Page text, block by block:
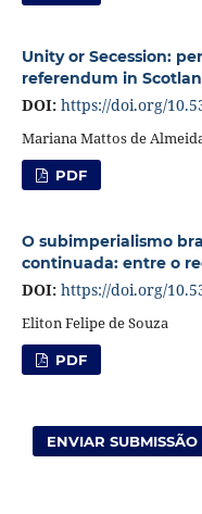
Unity or Secession:
referendum in
DOI: https://doi.org/
Mariana Mattos de
PDF
O subimperialismo
continuada: entre o
DOI: https://doi.org/
Eliton Felipe de Souza
PDF
ENVIAR SUBMISSÃO